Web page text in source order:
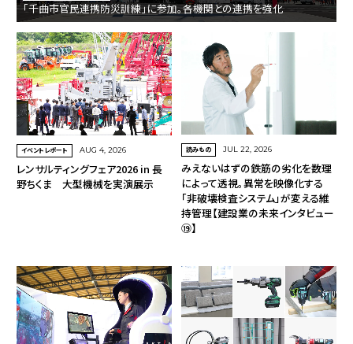
「千曲市官民連携防災訓練」に参加。各機関との連携を強化
イベントレポート AUG 4, 2026
レンサルティングフェア2026 in 長
野ちくま 大型機械を実演展示
読みもの JUL 22, 2026
みえないはずの鉄筋の劣化を数理
によって透視。異常を映像化する
「非破壊検査システム」が変える維
持管理【建設業の未来インタビュー
⑲】